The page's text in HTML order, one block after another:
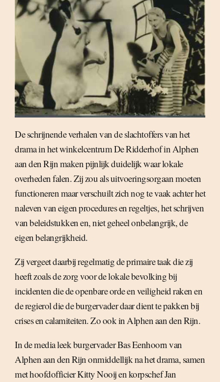
De schrijnende verhalen van de slachtoffers van het
drama in het winkelcentrum De Ridderhof in Alphen
aan den Rijn maken pijnlijk duidelijk waar lokale
overheden falen. Zij zou als uitvoeringsorgaan moeten
functioneren maar verschuilt zich nog te vaak achter het
naleven van eigen procedures en regeltjes, het schrijven
van beleidstukken en, niet geheel onbelangrijk, de
eigen belangrijkheid.
Zij vergeet daarbij regelmatig de primaire taak die zij
heeft zoals de zorg voor de lokale bevolking bij
incidenten die de openbare orde en veiligheid raken en
de regierol die de burgervader daar dient te pakken bij
crises en calamiteiten. Zo ook in Alphen aan den Rijn.
In de media leek burgervader Bas Eenhoorn van
Alphen aan den Rijn onmiddellijk na het drama, samen
met hoofdofficier Kitty Nooij en korpschef Jan